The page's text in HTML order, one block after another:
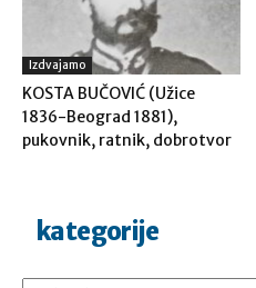
Izdvajamo
KOSTA BUČOVIĆ (Užice
1836-Beograd 1881),
pukovnik, ratnik, dobrotvor
kategorije
Kategorije